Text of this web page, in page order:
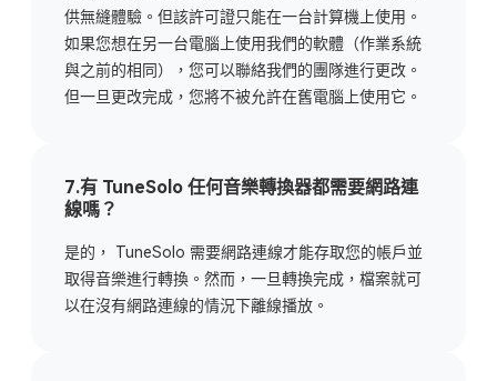
供無縫體驗。但該許可證只能在一台計算機上使用。
如果您想在另一台電腦上使用我們的軟體（作業系統
與之前的相同），您可以聯絡我們的團隊進行更改。
但一旦更改完成，您將不被允許在舊電腦上使用它。
7.有 TuneSolo 任何音樂轉換器都需要網路連
線嗎？
是的， TuneSolo 需要網路連線才能存取您的帳戶並
取得音樂進行轉換。然而，一旦轉換完成，檔案就可
以在沒有網路連線的情況下離線播放。